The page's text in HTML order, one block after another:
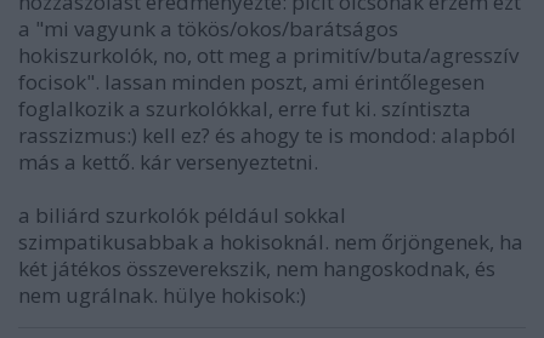
a "mi vagyunk a tökös/okos/barátságos
hokiszurkolók, no, ott meg a primitív/buta/agresszív
focisok". lassan minden poszt, ami érintőlegesen
foglalkozik a szurkolókkal, erre fut ki. színtiszta
rasszizmus:) kell ez? és ahogy te is mondod: alapból
más a kettő. kár versenyeztetni.
a biliárd szurkolók például sokkal
szimpatikusabbak a hokisoknál. nem őrjöngenek, ha
két játékos összeverekszik, nem hangoskodnak, és
nem ugrálnak. hülye hokisok:)